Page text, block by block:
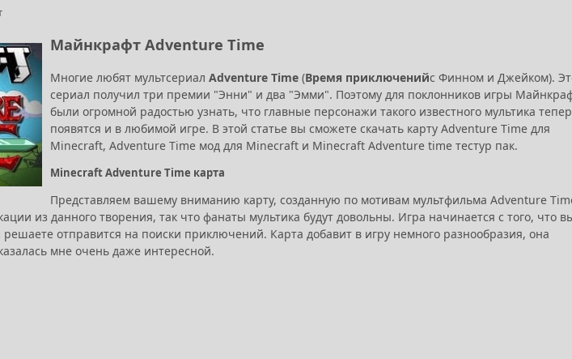
Майнкрафт Adventure Time
Многие любят мультсериал Adventure Time (Время приключенийс Финном и Джейком).
сериал получил три премии "Энни" и два "Эмми". Поэтому для поклонников игры
были огромной радостью узнать, что главные персонажи такого известного мультика
появятся и в любимой игре. В этой статье вы сможете скачать карту Adventure Time для
Minecraft, Adventure Time мод для Minecraft и Minecraft Adventure time тестур пак.
Minecraft Adventure Time карта
Представляем вашему вниманию карту, созданную по мотивам мультфильма Adventure
из данного творения, так что фанаты мультика будут довольны. Игра начинается с того, что
отправится на поиски приключений. Карта добавит в игру немного разнообразия, она
мне очень даже интересной.